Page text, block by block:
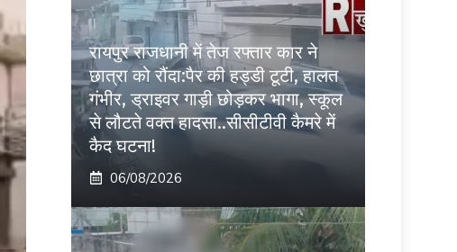
रायपुर राजधानी में तेज रफ्तार कार ने
छात्रा को रौंदा:पैर की हड्डी टूटी, हालत
गंभीर, ड्राइवर गाड़ी छोड़कर भागा, स्कूल
से लौटते वक्त हादसा..सीसीटीवी कैमरे में
कैद घटना!
06/08/2026